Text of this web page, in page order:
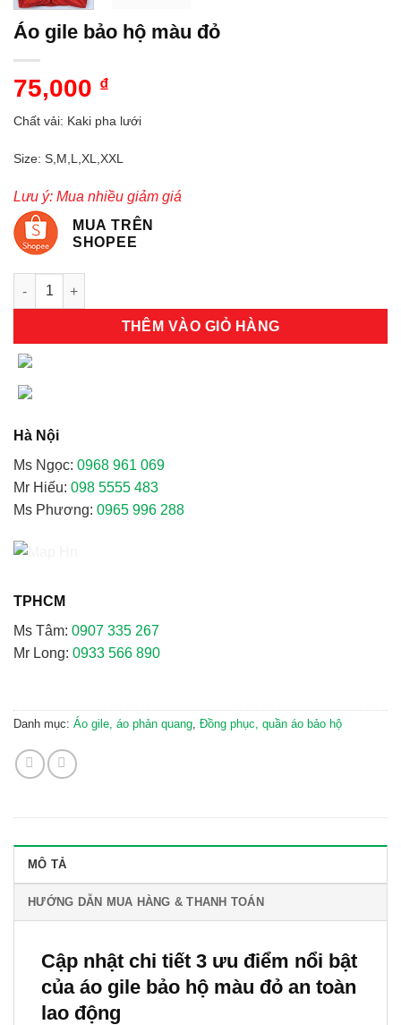
Áo gile bảo hộ màu đỏ
75,000 ₫
Chất vải: Kaki pha lưới
Size: S,M,L,XL,XXL
Lưu ý: Mua nhiều giảm giá
MUA TRÊN
SHOPEE
Áo gile bảo hộ màu đỏ số lượng
THÊM VÀO GIỎ HÀNG
Hà Nội
Ms Ngọc: 0968 961 069
Mr Hiếu: 098 5555 483
Ms Phương: 0965 996 288
TPHCM
Ms Tâm: 0907 335 267
Mr Long: 0933 566 890
Danh mục: Áo gile, áo phản quang, Đồng phục, quần áo bảo hộ
MÔ TẢ
HƯỚNG DẪN MUA HÀNG & THANH TOÁN
Cập nhật chi tiết 3 ưu điểm nổi bật
của áo gile bảo hộ màu đỏ an toàn
lao động